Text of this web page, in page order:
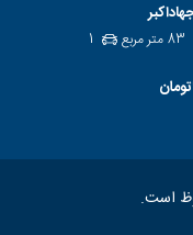
83 متر مربع
1
است.